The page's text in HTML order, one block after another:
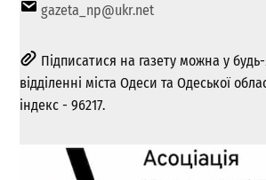
gazeta_np@ukr.net
Підписатися на газету можна у
відділенні міста Одеси та Одеської
індекс - 96217.